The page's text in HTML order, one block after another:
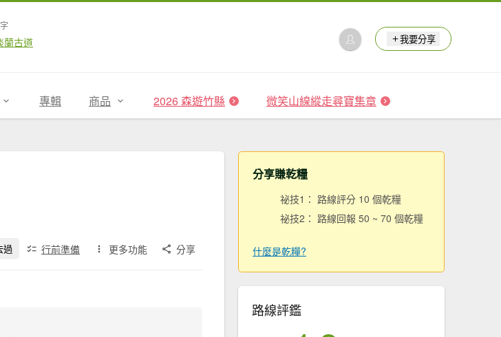
蘭古道 我要分享
專輯 商品 2026 森遊竹縣 微笑山線縱走尋寶集章
過 行前準備 更多功能 分享
分享賺乾糧
祕技1： 路線評分 10 個乾糧
祕技2： 路線回報 50 ~ 70 個乾糧
什麼是乾糧?
路線評鑑